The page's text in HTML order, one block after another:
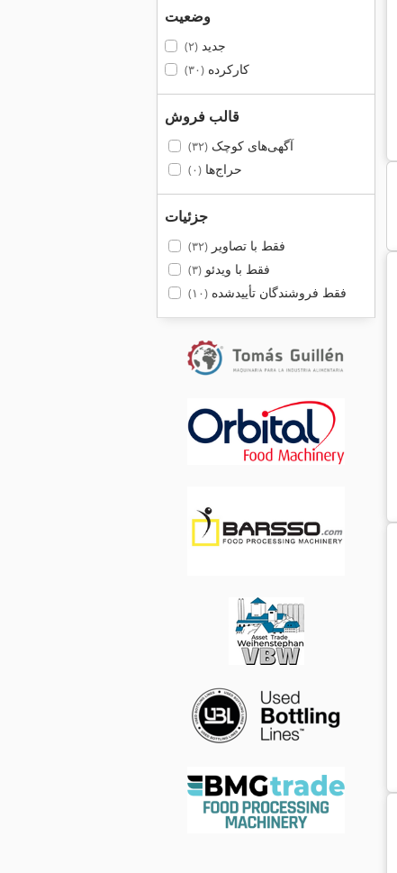
وضعیت
جدید(۲)
کارکرده(۳۰)
قالب فروش
آگهی‌های کوچک(۳۲)
حراج‌ها(۰)
جزئیات
فقط با تصاویر(۳۲)
فقط با ویدئو(۳)
فقط فروشندگان تأییدشده(۱۰)
Kemper 64100